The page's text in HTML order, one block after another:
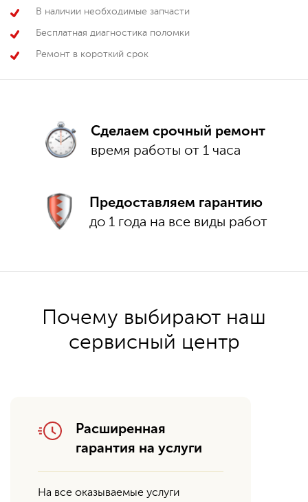
В наличии необходимые запчасти
Бесплатная диагностика поломки
Ремонт в короткий срок
Сделаем срочный ремонт
время работы от 1 часа
Предоставляем гарантию
до 1 года на все виды работ
Почему выбирают наш
сервисный центр
Расширенная
гарантия на услуги
На все оказываемые услуги